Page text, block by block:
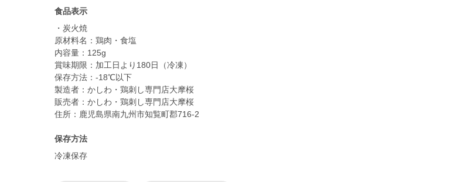
食品表示
・炭火焼
原材料名：鶏肉・食塩
内容量：125g
賞味期限：加工日より180日（冷凍）
保存方法：-18℃以下
製造者：かしわ・鶏刺し専門店大摩桜
販売者：かしわ・鶏刺し専門店大摩桜
住所：鹿児島県南九州市知覧町郡716-2
保存方法
冷凍保存